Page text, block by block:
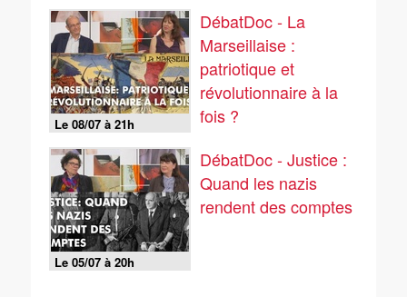
Le 08/07 à 21h
DébatDoc - La
Marseillaise :
patriotique et
révolutionnaire à la
fois ?
Le 05/07 à 20h
DébatDoc - Justice :
Quand les nazis
rendent des comptes